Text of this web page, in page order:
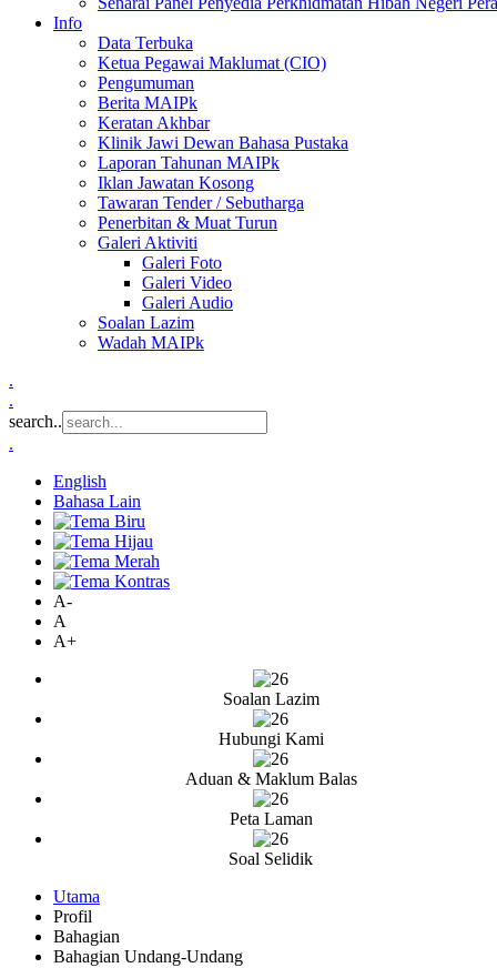
Info
Data Terbuka
Ketua Pegawai Maklumat (CIO)
Pengumuman
Berita MAIPk
Keratan Akhbar
Klinik Jawi Dewan Bahasa Pustaka
Laporan Tahunan MAIPk
Iklan Jawatan Kosong
Tawaran Tender / Sebutharga
Penerbitan & Muat Turun
Galeri Aktiviti
Galeri Foto
Galeri Video
Galeri Audio
Soalan Lazim
Wadah MAIPk
.
.
search..
.
English
Bahasa Lain
A-
A
A+
Soalan Lazim
Hubungi Kami
Aduan & Maklum Balas
Peta Laman
Soal Selidik
Utama
Profil
Bahagian
Bahagian Undang-Undang